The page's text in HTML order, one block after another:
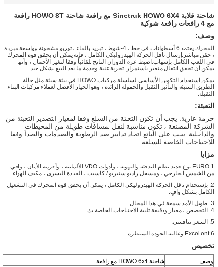
شاحنة قلابة Sinotruk HOWO 6X4 مع رافعة شاحنة HOWO 8T رافعة
مع 4 رافعات رافعة شوكية
وصف:
المحرك يعتمد 6 أسطوانات في خط ، 4-شوط ، تبريد بالماء ، توربو مشحونة وواسعة مبردة
، حقن مباشر.إرسال ناقل الحركة الهيدروليكي الكامل ، فإنه يمكن أن يحقق قوة المحرك
في اللعب الكامل بإسهاب.اضبط عزم الدوران الناتج تلقائياً وفقا لتغير الأحمال ، وأنها
يمكن أن تحقق انتقال متغير باستمرار. تجربة غنية وخدمة ما بعد البيع بشكل جيد.
يمكن استخدام التكوين الأساسي لسلسلة مركبات HOWO في بيئة سيئة مثل حالة
الطريق السيئة والتأثير الثقيل والحمولة الزائدة ، وهو الخيار الأفضل لعملاء مركبات البناء
الثقيلة.
التعبئة:
حزمة عارية. يجب أن تكون التعبئة من السلع وفقا لمعيار التصدير التعبئة من
الشركة المصنعة ، تكون مناسبة لنقل لمسافات طويلة من المحيطات
والداخلية. يجب على البائع اتخاذ تدابير ضد الرطوبة والصدمات والصدأ وفقا
للاحتياجات الخاصة للسلعة.
مزايا
1.EURO نوع جديد نظام التدفئة والتهوية ، وأدوات VDO الألمانية ، وأحزمة الأمان ، واقي
من الشمس الخارجي ، ومسجل راديو ستيريو / كاسيت ، القيادة اليسرى ، مكيف الهواء.
2. بإستخدام ناقل الحركة الهيدروليكي الكامل ، يمكن أن يحقق قوة المحرك في
التشغيل
الكامل بشكل وافٍ.
3. طويل الأمد سمعة في هذا المجال.
4. التخصص ، معيار ودقيقة تلبية الاحتياجات الخاصة بك.
5. السعر تنافسي.
6.Excellent وعالية الجودة السيطرة
تخصيص
وصف
شاحنة HOWO 6x4 مع رافعة